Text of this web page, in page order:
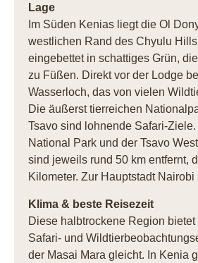
Lage
Im Süden Kenias liegt die Ol
westlichen Rand des Chyulu
eingebettet in schattiges Grün,
zu Füßen. Direkt vor der Lodge
Wasserloch, das von vielen
Die äußerst tierreichen
Tsavo sind lohnende Safari-
National Park und der Tsavo
sind jeweils rund 50 km entfernt,
Kilometer. Zur Hauptstadt Nairobi
Klima & beste Reisezeit
Diese halbtrockene Region
Safari- und
der Masai Mara gleicht. In Kenia